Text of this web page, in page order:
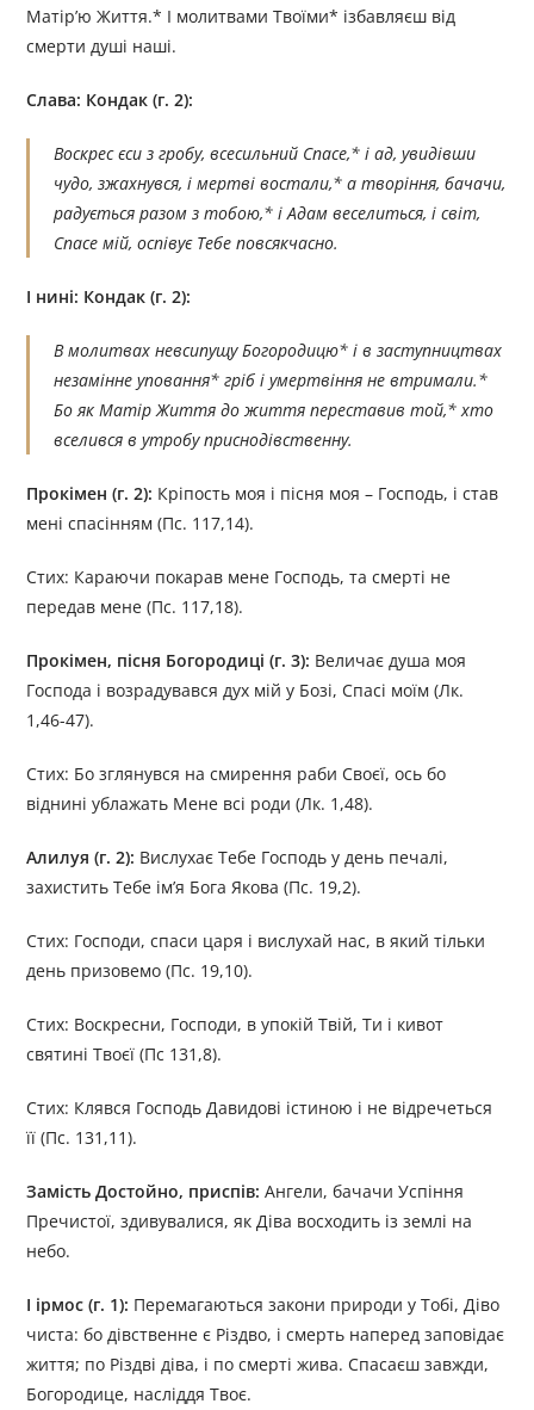
Матір’ю Життя.* I молитвами Твоїми* ізбавляєш від
смерти душі наші.
Слава: Кондак (г. 2):
Воскрес єси з гробу, всесильний Спасе,* і ад, увидівши
чудо, зжахнувся, і мертві востали,* а творіння, бачачи,
радується разом з тобою,* і Адам веселиться, і світ,
Спасе мій, оспівує Тебе повсякчасно.
І нині: Кондак (г. 2):
В молитвах невсипущу Богородицю* і в заступництвах
незамінне уповання* гріб і умертвіння не втримали.*
Бо як Матір Життя до життя переставив той,* хто
вселився в утробу приснодівственну.
Прокімен (г. 2): Кріпость моя і пісня моя – Господь, і став
мені спасінням (Пс. 117,14).
Стих: Караючи покарав мене Господь, та смерті не
передав мене (Пс. 117,18).
Прокімен, пісня Богородиці (г. 3): Величає душа моя
Господа і возрадувався дух мій у Бозі, Спасі моїм (Лк.
1,46-47).
Стих: Бо зглянувся на смирення раби Своєї, ось бо
віднині ублажать Мене всі роди (Лк. 1,48).
Алилуя (г. 2): Вислухає Тебе Господь у день печалі,
захистить Тебе ім’я Бога Якова (Пс. 19,2).
Стих: Господи, спаси царя і вислухай нас, в який тільки
день призовемо (Пс. 19,10).
Стих: Воскресни, Господи, в упокій Твій, Ти і кивот
святині Твоєї (Пс 131,8).
Стих: Клявся Господь Давидові істиною і не відречеться
її (Пс. 131,11).
Замість Достойно, приспів: Ангели, бачачи Успіння
Пречистої, здивувалися, як Діва восходить із землі на
небо.
І ірмос (г. 1): Перемагаються закони природи у Тобі, Діво
чиста: бо дівственне є Різдво, і смерть наперед заповідає
життя; по Різдві діва, і по смерті жива. Спасаєш завжди,
Богородице, насліддя Твоє.